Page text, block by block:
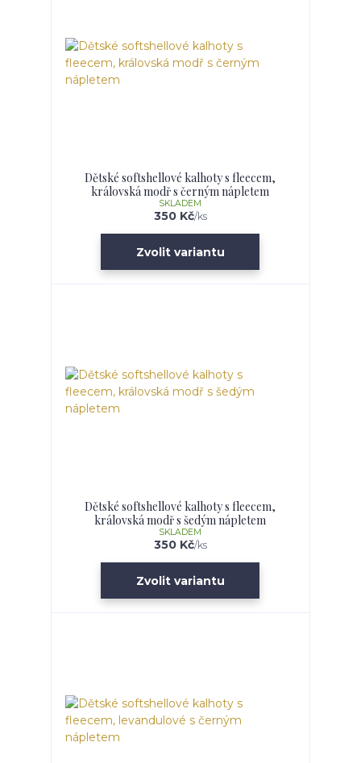
Dětské softshellové kalhoty s fleecem,
královská modř s černým nápletem
350 Kč/ks
SKLADEM
Zvolit variantu
Dětské softshellové kalhoty s fleecem,
královská modř s šedým nápletem
350 Kč/ks
SKLADEM
Zvolit variantu